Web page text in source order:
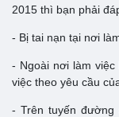
2015 thì bạn phải
- Bị tai nạn tại nơi
- Ngoài nơi làm
việc theo yêu cầu
- Trên tuyến